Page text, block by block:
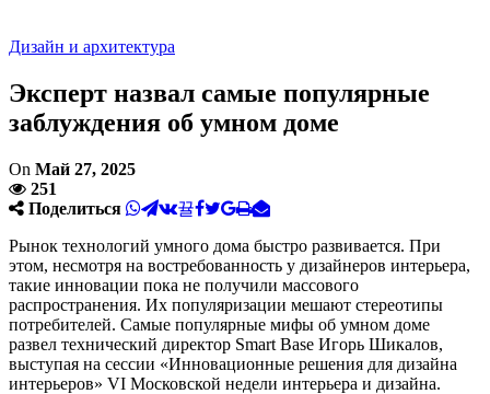
Дизайн и архитектура
Эксперт назвал самые популярные
заблуждения об умном доме
On Май 27, 2025
251
Поделиться
Рынок технологий умного дома быстро развивается. При
этом, несмотря на востребованность у дизайнеров интерьера,
такие инновации пока не получили массового
распространения. Их популяризации мешают стереотипы
потребителей. Самые популярные мифы об умном доме
развел технический директор Smart Base Игорь Шикалов,
выступая на сессии «Инновационные решения для дизайна
интерьеров» VI Московской недели интерьера и дизайна.